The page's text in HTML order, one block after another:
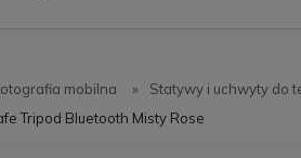
mobilna »
Statywy i uchwyty do
Tripod Bluetooth Misty Rose